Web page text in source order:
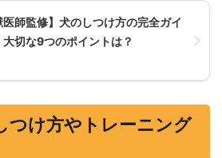
医師監修】犬のしつけ方の完全ガイ
大切な9つのポイントは？
つけ方やトレーニング